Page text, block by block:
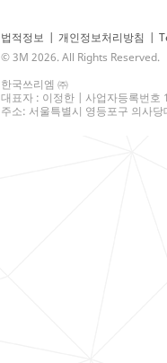
법적정보 | 개인정보처리방침 |
© 3M 2026. All Rights Reserved.
한국쓰리엠 ㈜
대표자 : 이정한 | 사업자등록번호
주소: 서울특별시 영등포구 의사